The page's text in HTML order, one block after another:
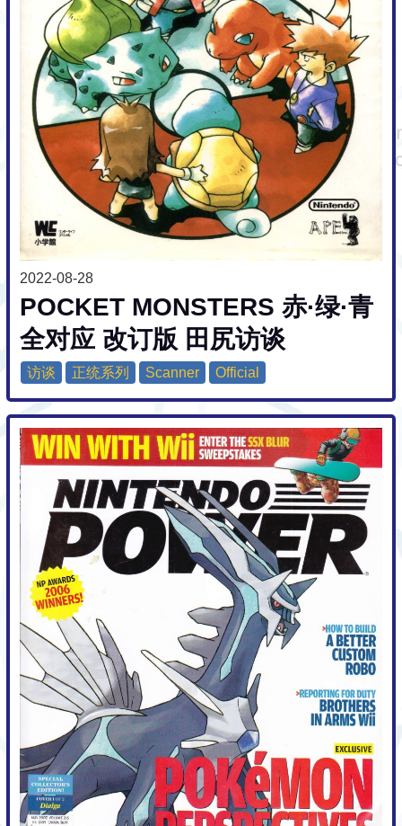
2022-08-28
POCKET MONSTERS 赤·绿·青
全对应 改订版 田尻访谈
访谈 正统系列 Scanner Official